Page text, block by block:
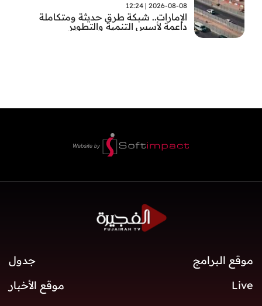
2026-08-08 | 12:24
الإمارات.. شبكة طرق حديثة ومتكاملة
داعمة لأسس التنمية والتطوير
موقع البرامج
جدول
Live
موقع الأخبار